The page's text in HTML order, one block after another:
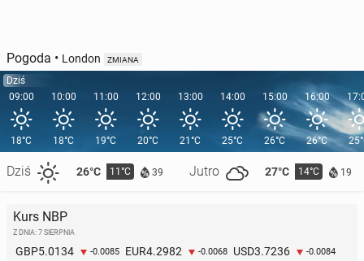
Pogoda • London ZMIANA
Dziś
09:00
18°C
Dziś 26°C 11°C 39 Jutro 27°C 14°C 19
10:00
18°C
11:00
19°C
12:00
20°C
13:00
21°C
14:00
25°C
15:00
26°C
16:00
26°C
Kurs NBP
Z DNIA: 7 SIERPNIA
GBP5.0134 -0.0085 EUR4.2982 -0.0068 USD3.7236 -0.0084